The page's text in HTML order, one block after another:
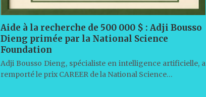
Aide à la recherche de 500 000 $ : Adji Bousso
Dieng primée par la National Science
Foundation
Adji Bousso Dieng, spécialiste en intelligence artificielle, a
remporté le prix CAREER de la National Science…